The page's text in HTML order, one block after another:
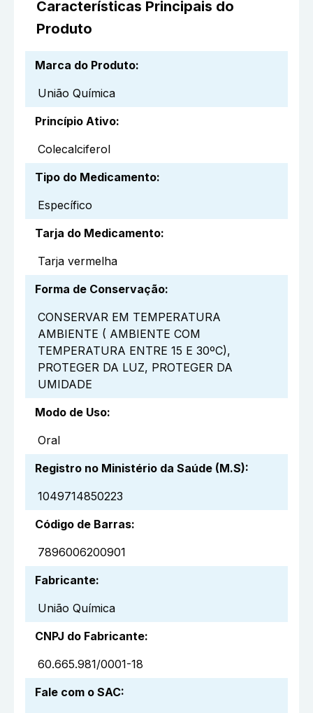
Características Principais do
Produto
Marca do Produto:
União Química
Princípio Ativo:
Colecalciferol
Tipo do Medicamento:
Específico
Tarja do Medicamento:
Tarja vermelha
Forma de Conservação:
CONSERVAR EM TEMPERATURA
AMBIENTE ( AMBIENTE COM
TEMPERATURA ENTRE 15 E 30ºC),
PROTEGER DA LUZ, PROTEGER DA
UMIDADE
Modo de Uso:
Oral
Registro no Ministério da Saúde (M.S):
1049714850223
Código de Barras:
7896006200901
Fabricante:
União Química
CNPJ do Fabricante:
60.665.981/0001-18
Fale com o SAC: